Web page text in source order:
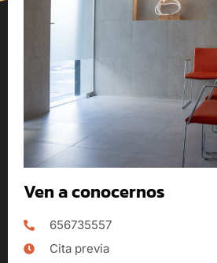
Ven a conocernos
656735557
Cita previa